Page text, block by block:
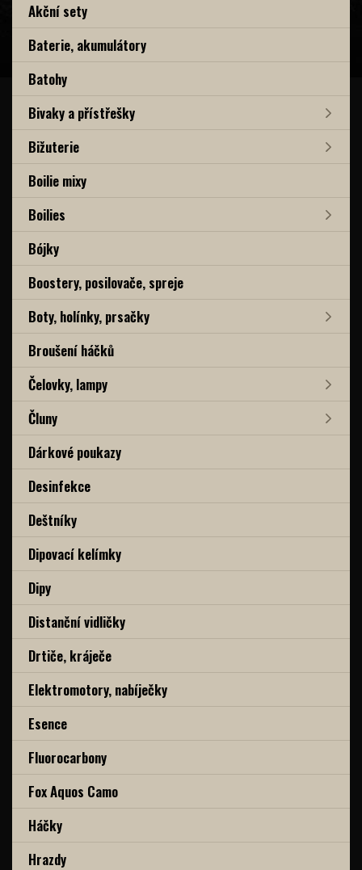
Akční sety
Baterie, akumulátory
Batohy
Bivaky a přístřešky
Bižuterie
Boilie mixy
Boilies
Bójky
Boostery, posilovače, spreje
Boty, holínky, prsačky
Broušení háčků
Čelovky, lampy
Čluny
Dárkové poukazy
Desinfekce
Deštníky
Dipovací kelímky
Dipy
Distanční vidličky
Drtiče, kráječe
Elektromotory, nabíječky
Esence
Fluorocarbony
Fox Aquos Camo
Háčky
Hrazdy